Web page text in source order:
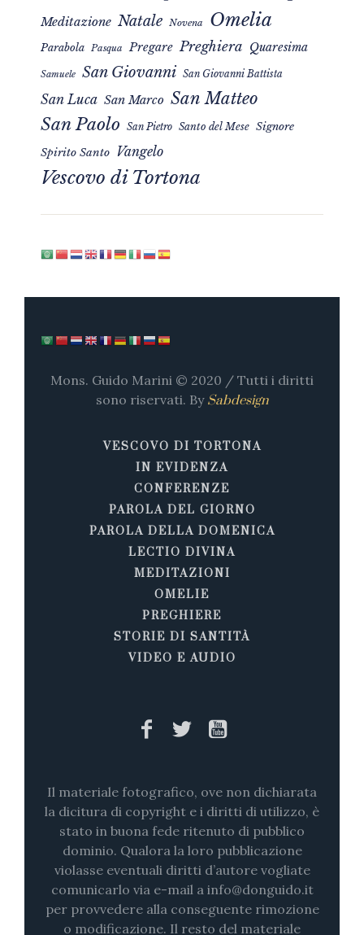
Meditazione Natale Novena Omelia
Parabola Pasqua Pregare Preghiera Quaresima
Samuele San Giovanni San Giovanni Battista
San Luca San Marco San Matteo
San Paolo San Pietro Santo del Mese Signore
Spirito Santo Vangelo
Vescovo di Tortona
Mons. Guido Marini © 2020 / Tutti i diritti
sono riservati. By Sabdesign
VESCOVO DI TORTONA
IN EVIDENZA
CONFERENZE
PAROLA DEL GIORNO
PAROLA DELLA DOMENICA
LECTIO DIVINA
MEDITAZIONI
OMELIE
PREGHIERE
STORIE DI SANTITÀ
VIDEO E AUDIO
Il materiale fotografico, ove non dichiarata
la dicitura di copyright e i diritti di utilizzo, è
stato in buona fede ritenuto di pubblico
dominio. Qualora la loro pubblicazione
violasse eventuali diritti d’autore vogliate
comunicarlo via e-mail a info@donguido.it
per provvedere alla conseguente rimozione
o modificazione. Il resto del materiale